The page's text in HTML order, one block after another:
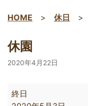
ス
ッ
プ
HOME > 休日 >
休園
2020年4月22日
終日